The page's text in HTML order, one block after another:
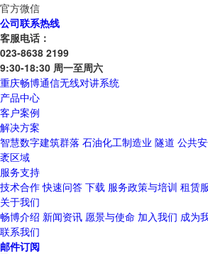
官方微信
公司联系热线
客服电话：
023-8638 2199
9:30-18:30 周一至周六
重庆畅博通信无线对讲系统
产品中心
客户案例
解决方案
智慧数字建筑群落 石油化工制造业 隧道 公共
袤区域
服务支持
技术合作 快速问答 下载 服务政策与培训 租赁
关于我们
畅博介绍 新闻资讯 愿景与使命 加入我们 成为
联系我们
邮件订阅